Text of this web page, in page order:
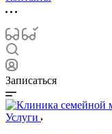
Записаться
Услуги